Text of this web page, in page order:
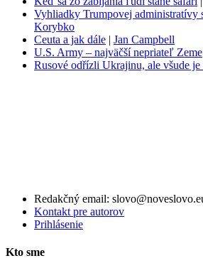
Vyhliadky Trumpovej administratívy
Korybko
Ceuta a jak dále | Jan Campbell
U.S. Army – najväčší nepriateľ Zeme
Rusové odřízli Ukrajinu, ale všude je
Redakčný email:
Kontakt pre autorov
Prihlásenie
Kto sme